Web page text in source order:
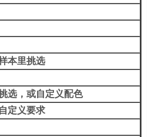
本里挑选
选，或自定义配色
定义要求